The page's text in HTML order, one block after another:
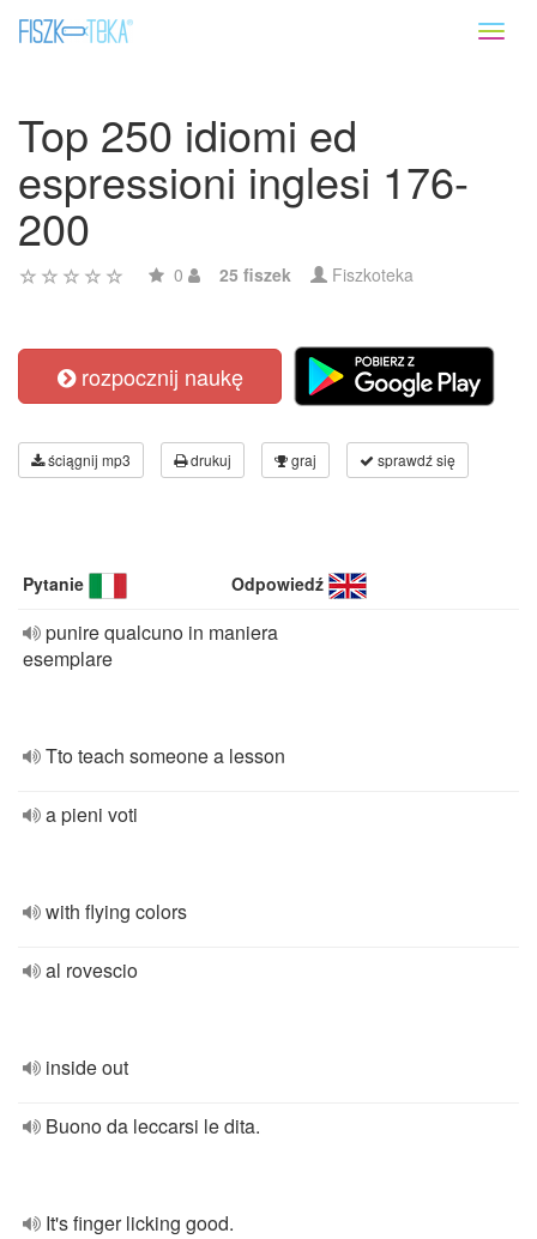
Top 250 idiomi ed
espressioni inglesi 176-
200
0 25 fiszek Fiszkoteka
rozpocznij naukę
ściągnij mp3 drukuj graj sprawdź się
Pytanie Odpowiedź
punire qualcuno in maniera
esemplare
Tto teach someone a lesson
a pieni voti
with flying colors
al rovescio
inside out
Buono da leccarsi le dita.
It's finger licking good.